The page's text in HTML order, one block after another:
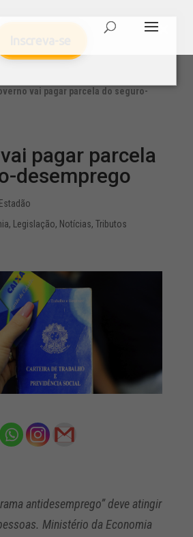
vai pagar parcela do seguro-
pagar parcela
desemprego
, Legislação, Notícias, Tributos
antidesemprego” deve atingir
Ministério da Economia